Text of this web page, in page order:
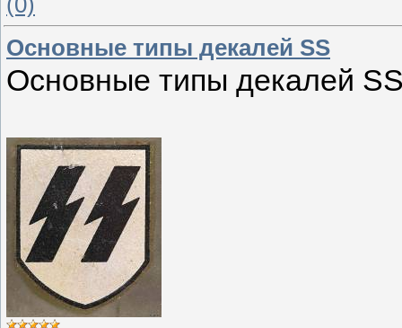
Основные типы декалей SS
Основные типы декалей